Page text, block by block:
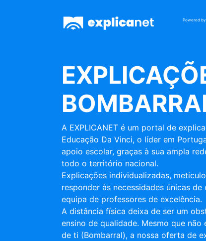
Powered by
A EXPLICANET é um portal de
Educação Da Vinci, o líder em
apoio escolar, graças à sua ampla
todo o território nacional.
Explicações individualizadas,
responder às necessidades únicas
equipa de professores de excelência.
A distância física deixa de ser um
ensino de qualidade. Mesmo que
de ti (Bombarral), a nossa oferta de